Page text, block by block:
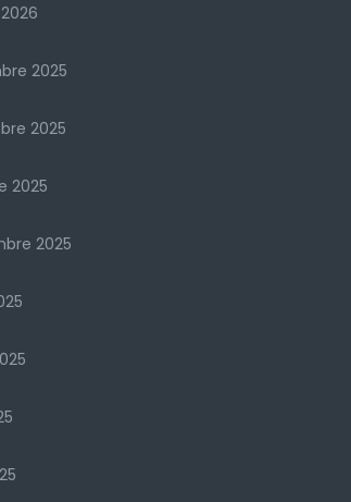
2025
2025
2025
2025